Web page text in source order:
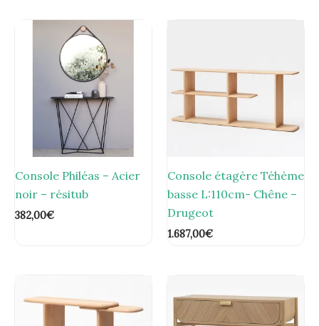
Console Philéas – Acier
noir – résitub
382,00€
Console étagère Téhème
basse L:110cm- Chêne –
Drugeot
1.687,00€